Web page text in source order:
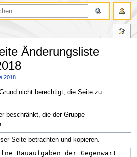
Änderungsliste
2018
nicht berechtigt, die Seite zu
beschränkt, die der Gruppe
Seite betrachten und kopieren.